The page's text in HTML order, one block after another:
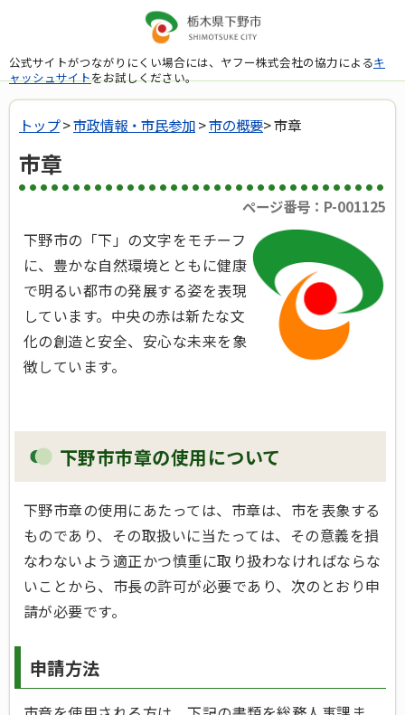
公式サイトがつながりにくい場合には、ヤフー株式会社の協力によるキ
ャッシュサイトをお試しください。
トップ>市政情報・市民参加>市の概要> 市章
市章
ページ番号：P-001125
下野市の「下」の文字をモチーフ
に、豊かな自然環境とともに健康
で明るい都市の発展する姿を表現
しています。中央の赤は新たな文
化の創造と安全、安心な未来を象
徴しています。
下野市市章の使用について
下野市章の使用にあたっては、市章は、市を表象する
ものであり、その取扱いに当たっては、その意義を損
なわないよう適正かつ慎重に取り扱わなければならな
いことから、市長の許可が必要であり、次のとおり申
請が必要です。
申請方法